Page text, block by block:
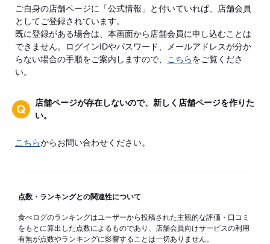
ご自身の店舗ページに「公式情報」と付いていれば、店舗会員
としてご登録されています。
既に登録がある場合は、本画面から店舗会員に申し込むことは
できません。ログインIDやパスワード、メールアドレスが分か
らない場合の手順をご案内しますので、
こちらをご覧くださ
い。
店舗ページが存在しないので、新しく店舗ページを作りた
い。
こちらからお問い合わせください。
点数・ランキングとの関連性について
食べログのランキングはユーザーから投稿された主観的な評価・口コミ
をもとに算出した点数によるものであり、店舗会員向けサービスの利用
有無が点数やランキングに影響することは一切ありません。